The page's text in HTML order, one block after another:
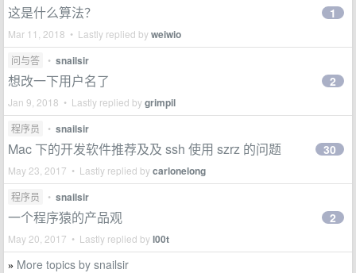
这是什么算法？
Mar 11, 2018 • Lastly replied byweiwio
1
问与答 • snailsir
想改一下用户名了
Jan 9, 2018 • Lastly replied bygrimpil
2
程序员 • snailsir
Mac 下的开发软件推荐及及 ssh 使用 szrz 的问题
May 23, 2017 • Lastly replied bycarlonelong
30
程序员 • snailsir
一个程序猿的产品观
May 20, 2017 • Lastly replied byl00t
2
» More topics by snailsir